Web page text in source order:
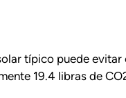
típico puede
19.4 libras de